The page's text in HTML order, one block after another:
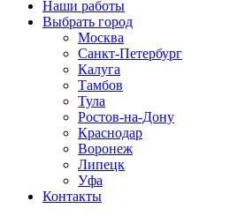
Наши работы
Выбрать город
Москва
Санкт-Петербург
Калуга
Тамбов
Тула
Ростов-на-Дону
Краснодар
Воронеж
Липецк
Уфа
Контакты